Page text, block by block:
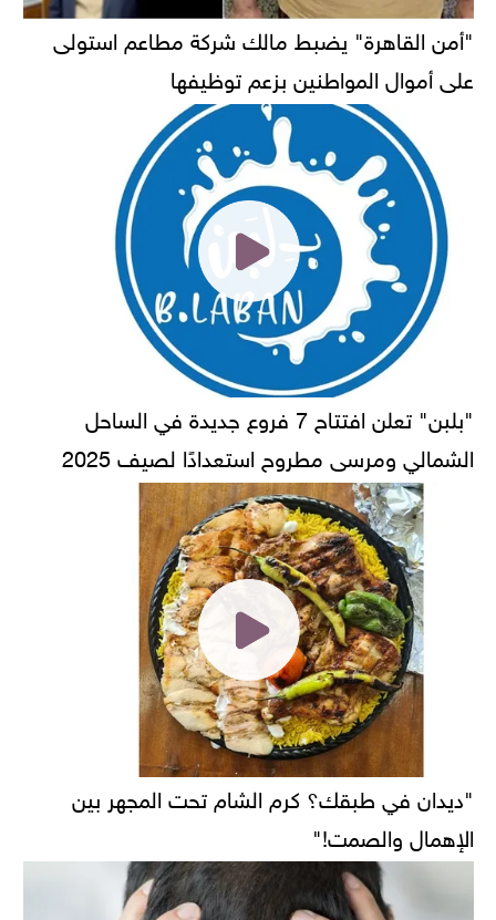
"أمن القاهرة" يضبط مالك شركة مطاعم استولى
على أموال المواطنين بزعم توظيفها
"بلبن" تعلن افتتاح 7 فروع جديدة في الساحل
الشمالي ومرسى مطروح استعدادًا لصيف 2025
"ديدان في طبقك؟ كرم الشام تحت المجهر بين
الإهمال والصمت!"